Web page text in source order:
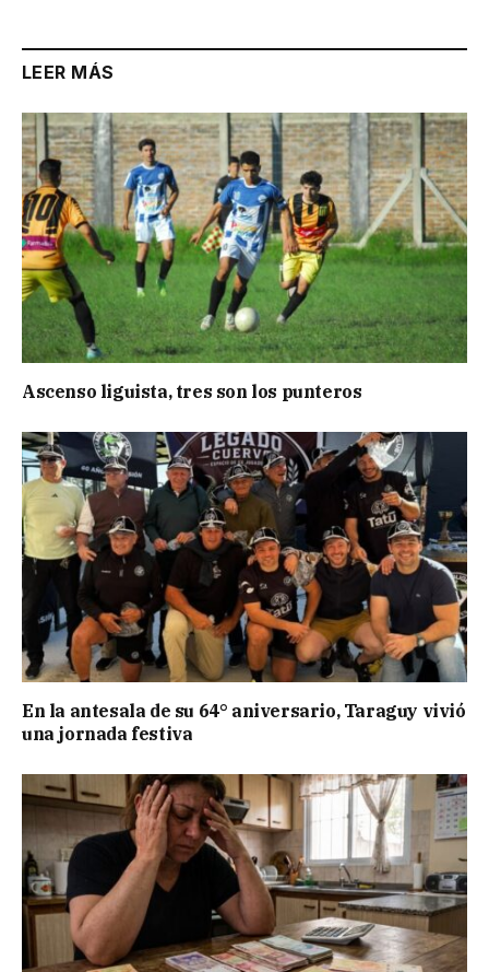
LEER MÁS
Ascenso liguista, tres son los punteros
En la antesala de su 64° aniversario, Taraguy vivió
una jornada festiva